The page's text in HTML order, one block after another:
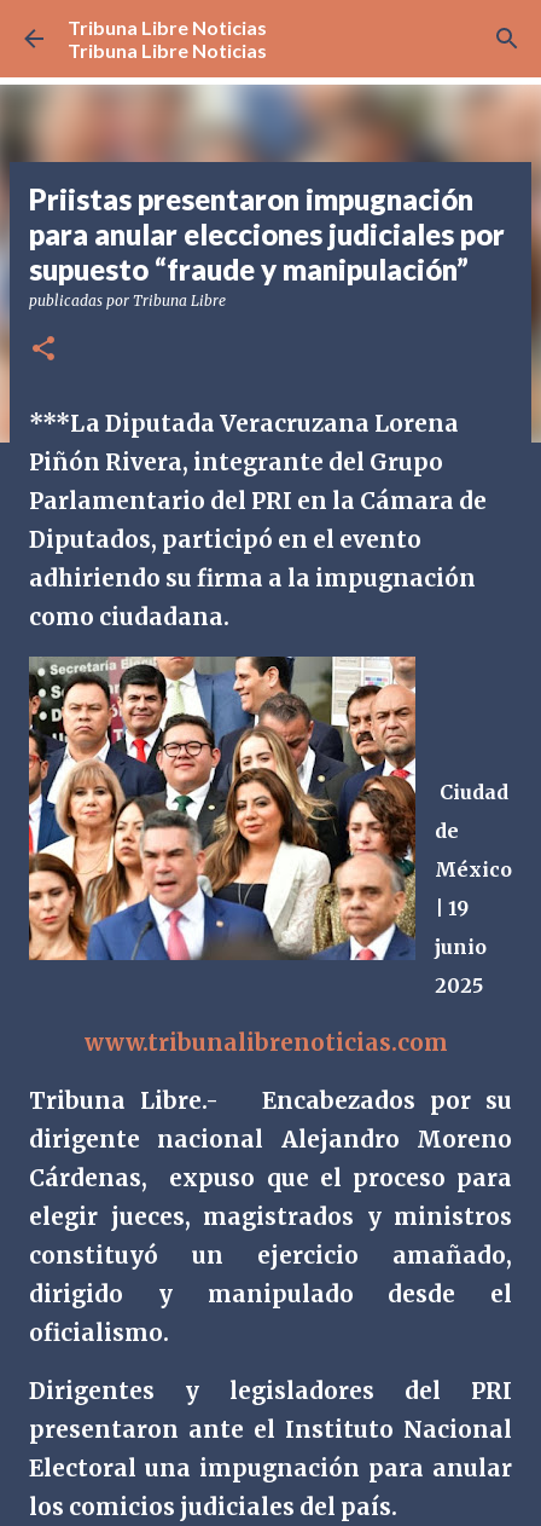
Ir al contenido principal
Tribuna Libre Noticias
Tribuna Libre Noticias
Priistas presentaron impugnación
para anular elecciones judiciales por
supuesto “fraude y manipulación”
publicadas por Tribuna Libre
***La Diputada Veracruzana Lorena
Piñón Rivera, integrante del Grupo
Parlamentario del PRI en la Cámara de
Diputados, participó en el evento
adhiriendo su firma a la impugnación
como ciudadana.
Ciudad
de
México
| 19
junio
2025
www.tribunalibrenoticias.com
Tribuna Libre.-
Encabezados por su
dirigente nacional Alejandro Moreno
Cárdenas,
expuso que el proceso para
elegir jueces, magistrados y ministros
constituyó un ejercicio amañado,
dirigido y manipulado desde el
oficialismo.
Dirigentes y legisladores del PRI
presentaron ante el Instituto Nacional
Electoral una impugnación para anular
los comicios judiciales del país.